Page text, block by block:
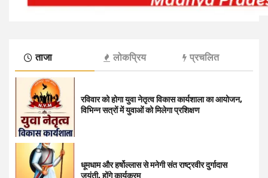
ताजा लोकप्रिय प्रचलित
रविवार को होगा युवा नेतृत्व विकास कार्यशाला का आयोजन,
विभिन्न सत्रों में युवाओं को मिलेगा प्रशिक्षण
धूमधाम और हर्षोल्लास से मनेगी संत राष्ट्रवीर दुर्गादास